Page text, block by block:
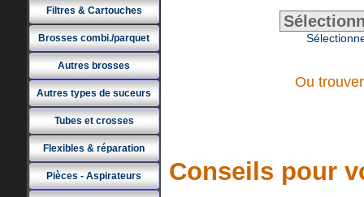
Filtres & Cartouches
Brosses combi./parquet
Autres brosses
Autres types de suceurs
Tubes et crosses
Flexibles & réparation
Pièces - Aspirateurs
Ou
Conseils pour